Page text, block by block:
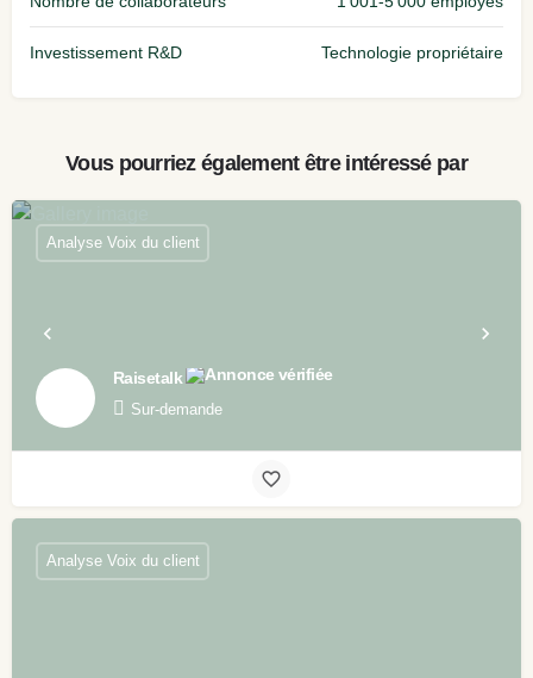
Investissement R&D Technologie propriétaire
Vous pourriez également être intéressé par
Raisetalk
Sur-demande
Analyse Voix du client
Analyse Voix du client